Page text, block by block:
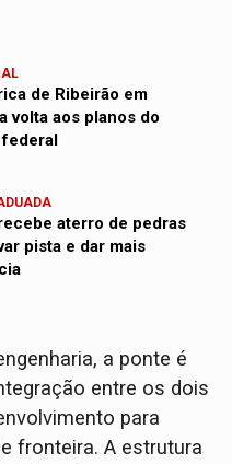
de Ribeirão em
volta aos planos do
aterro de pedras
pista e dar mais
a ponte é
entre os dois
para
fronteira. A estrutura